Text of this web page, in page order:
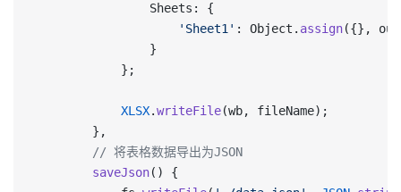
                Sheets: {
                    'Sheet1'
: Object. assign({},
                }
            };
            XLSX
.writeFile(wb, fileName);
        },
        // 将表格数据导出为JSON
        saveJson
() {